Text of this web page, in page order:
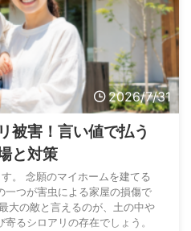
2026/7/31
被害！言い値で払う
と対策
。 念願のマイホームを建てる
一つが害虫による家屋の損傷で
大の敵と言えるのが、土の中や
るシロアリの存在でしょう。